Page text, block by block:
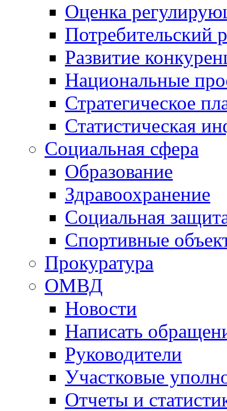
Оценка
Потребительский
Развитие
Национальные
Стратегическое
Статистическая
Социальная сфера
Образование
Здравоохранение
Социальная
Спортивные
Прокуратура
ОМВД
Новости
Написать
Руководители
Участковые
Отчеты и